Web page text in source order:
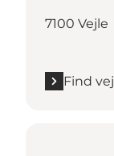
7100 Vejle
Find vej